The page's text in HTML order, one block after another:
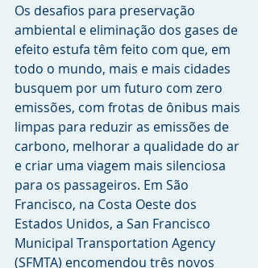
Os desafios para preservação
ambiental e eliminação dos gases de
efeito estufa têm feito com que, em
todo o mundo, mais e mais cidades
busquem por um futuro com zero
emissões, com frotas de ônibus mais
limpas para reduzir as emissões de
carbono, melhorar a qualidade do ar
e criar uma viagem mais silenciosa
para os passageiros. Em São
Francisco, na Costa Oeste dos
Estados Unidos, a San Francisco
Municipal Transportation Agency
(SFMTA) encomendou três novos